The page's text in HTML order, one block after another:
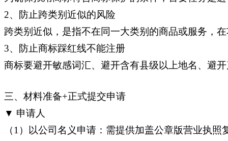
2、防止跨类别近似的风险
跨类别近似，是指不在同一大类别的商品或服务，
3、防止商标踩红线不能注册
商标要避开敏感词汇、避开含有县级以上地名、避
三、材料准备+正式提交申请
▼ 申请人
（1）以公司名义申请：需提供加盖公章版营业执照